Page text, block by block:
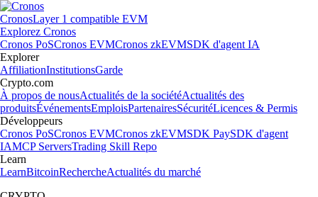
CronosLayer 1 compatible EVM
Explorez Cronos
Cronos PoSCronos EVMCronos zkEVMSDK d'agent IA
Explorer
AffiliationInstitutionsGarde
Crypto.com
À propos de nousActualités de la sociétéActualités des
produitsÉvénementsEmploisPartenairesSécuritéLicences & Permis
Développeurs
Cronos PoSCronos EVMCronos zkEVMSDK PaySDK d'agent
IAMCP ServersTrading Skill Repo
Learn
LearnBitcoinRechercheActualités du marché